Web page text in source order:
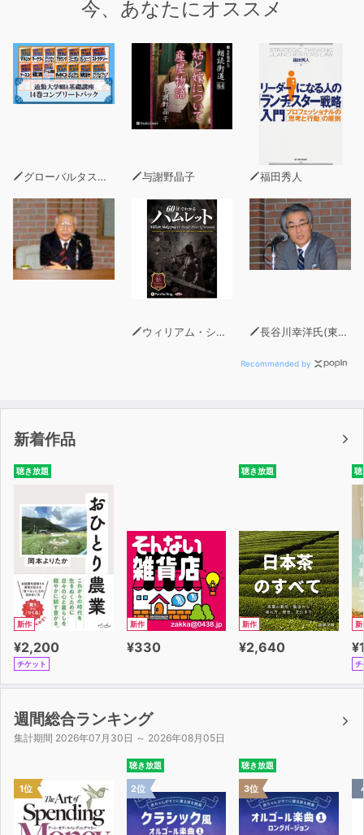
今、あなたにオススメ
グローバルタスクフォース(著) 与謝野晶子 福田秀人
ウィリアム・シェイクスピア 長谷川幸洋氏(東京新聞・中日新聞論説副主幹)
Recommended by
新着作品
聴き放題
新作
¥2,200
チケット
新作
¥330
聴き放題
新作
¥2,640
聴
新
チ
週間総合ランキング
集計期間 2026年07月30日 ～ 2026年08月05日
1位
聴き放題
2位
聴き放題
3位